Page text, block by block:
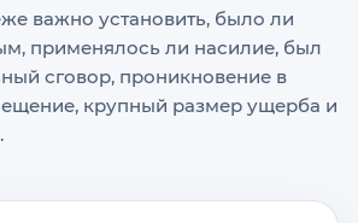
важно установить, было ли
применялось ли насилие, был
сговор, проникновение в
крупный размер ущерба и